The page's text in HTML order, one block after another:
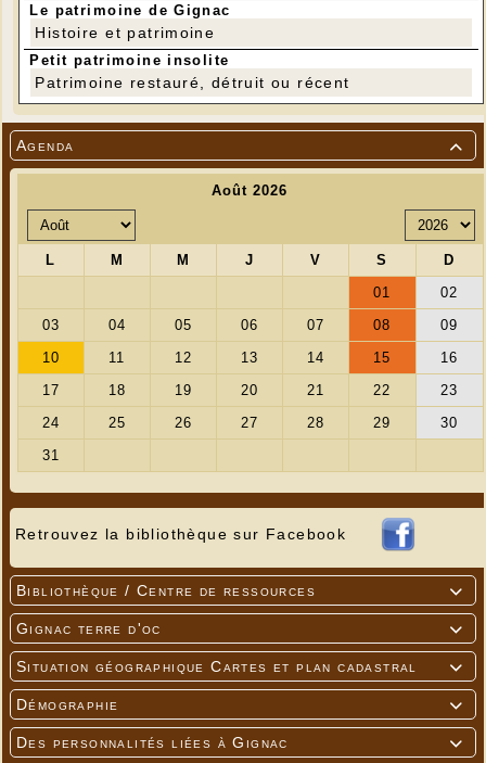

Agenda
Retrouvez la bibliothèque sur Facebook

Bibliothèque / Centre de ressources

Gignac terre d'oc

Situation géographique Cartes et plan cadastral

Démographie

Des personnalités liées à Gignac
Le patrimoine de Gignac
Histoire et patrimoine
Petit patrimoine insolite
Patrimoine restauré, détruit ou récent